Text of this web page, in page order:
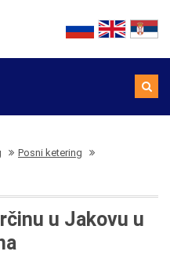
Posni ketering
u Jakovu u